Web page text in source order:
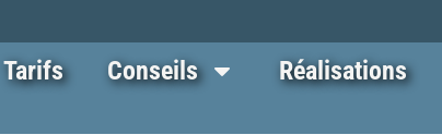
Tarifs Conseils Réalisations